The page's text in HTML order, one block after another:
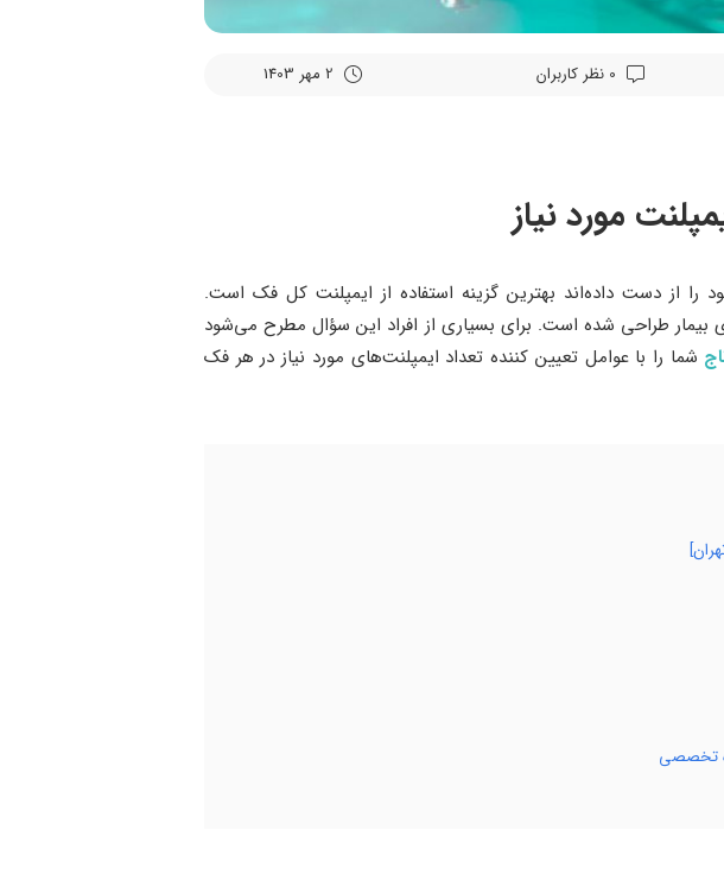
مورد نیاز
از دست‌ داده‌اند بهترین گزینه استفاده از ایمپلنت کل فک است.
بیمار طراحی شده است. برای بسیاری از افراد این سؤال مطرح می‌شود
شما را با عوامل تعیین کننده تعداد ایمپلنت‌های مورد نیاز در هر فک
تخصصی